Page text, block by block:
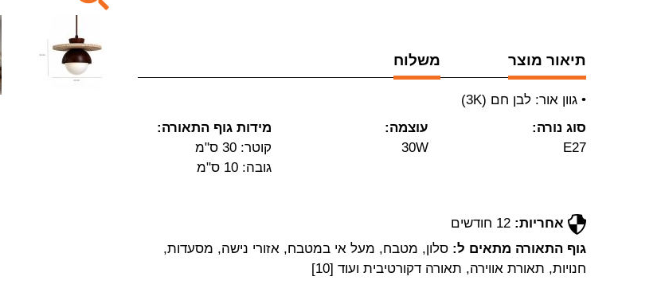
תיאור מוצר משלוח
• גוון אור: לבן חם (3K)
סוג נורה:
E27
עוצמה:
30W
מידות גוף התאורה:
קוטר: 30 ס"מ
גובה: 10 ס"מ
אחריות: 12 חודשים
גוף התאורה מתאים ל:סלון, מטבח, מעל אי במטבח, אזורי נישה, מסעדות,
חנויות, תאורת אווירה, תאורה דקורטיבית ועוד [10]